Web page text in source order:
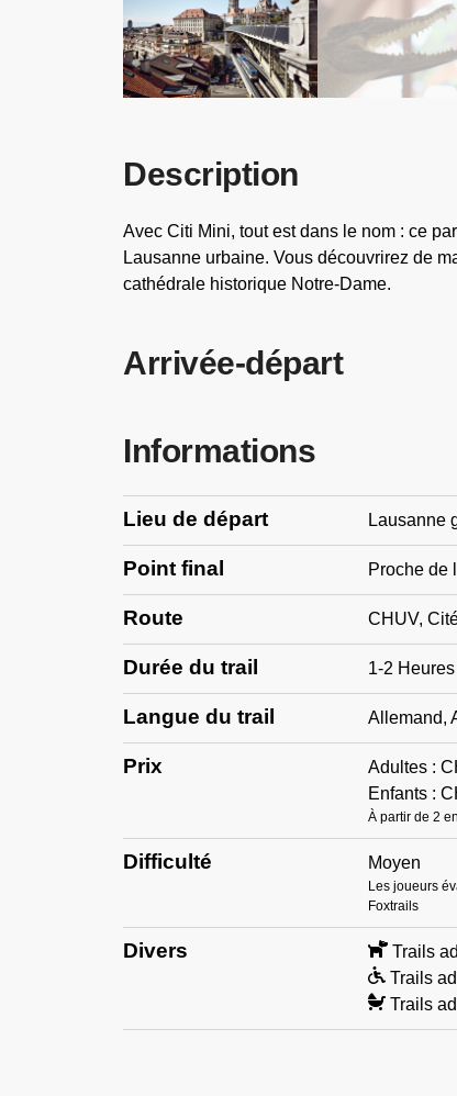
Description
Avec Citi Mini, tout est dans le nom : ce
Lausanne urbaine. Vous découvrirez de
cathédrale historique Notre-Dame.
Arrivée-départ
Informations
Lieu de départ Lausanne
Point final Proche de
Route CHUV,
Durée du trail 1-2 Heures
Langue du trail Allemand,
Prix Adultes :
Enfants :
À partir de 2
Difficulté Moyen
Les joueurs
Foxtrails
Divers
Trails
Trails
Trails